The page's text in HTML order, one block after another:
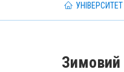
УНІВЕРСИТЕТ
Зимовий